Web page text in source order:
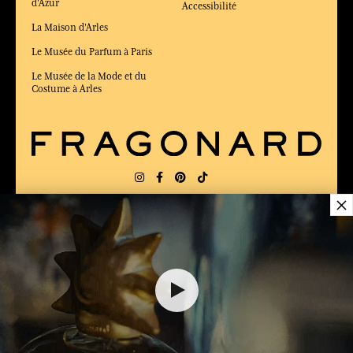
d'Azur
La Maison d'Arles
Le Musée du Parfum à Paris
Le Musée de la Mode et du
Costume à Arles
Accessibilité
LIVRAISON:
ÉLU MEILLEUR SITE DE COMMERCE
en ligne 2025 par le magazine Capital
×